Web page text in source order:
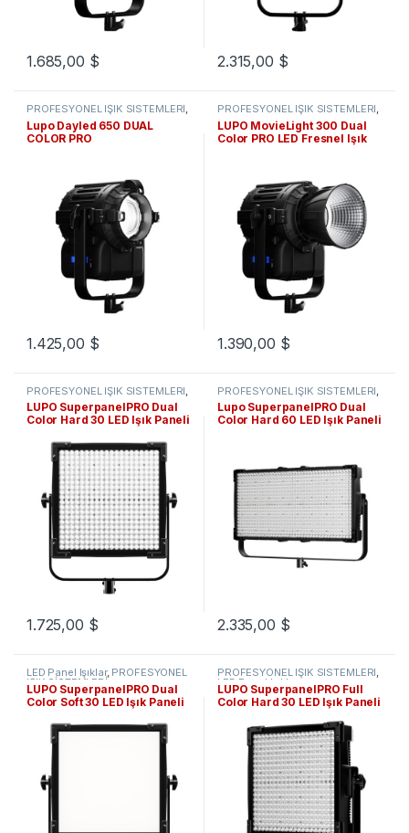
1.685,00 $ 2.315,00 $
PROFESYONEL IŞIK SİSTEMLERİ,
LED Fresnel Işıklar
Lupo Dayled 650 DUAL
COLOR PRO
1.425,00 $
PROFESYONEL IŞIK SİSTEMLERİ,
LED Fresnel Işıklar
LUPO MovieLight 300 Dual
Color PRO LED Fresnel Işık
1.390,00 $
PROFESYONEL IŞIK SİSTEMLERİ
LED Panel Işıklar
LUPO SuperpanelPRO Dual
Color Hard 30 LED Işık Paneli
1.725,00 $
PROFESYONEL IŞIK SİSTEMLERİ
LED Panel Işıklar
Lupo SuperpanelPRO Dual
Color Hard 60 LED Işık Paneli
2.335,00 $
LED Panel Işıklar, PROFESYONEL
IŞIK SİSTEMLERİ
LUPO SuperpanelPRO Dual
Color Soft 30 LED Işık Paneli
PROFESYONEL IŞIK SİSTEMLERİ,
LED Panel Işıklar
LUPO SuperpanelPRO Full
Color Hard 30 LED Işık Paneli